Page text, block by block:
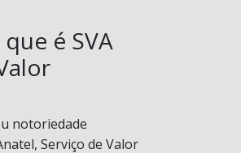
é SVA
notoriedade
Serviço de Valor